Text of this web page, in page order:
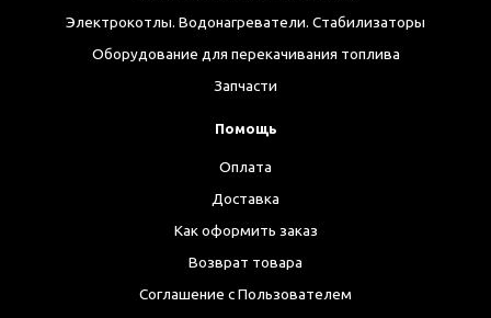
Электрокотлы. Водонагреватели. Стабилизаторы
Оборудование для перекачивания топлива
Запчасти
Помощь
Оплата
Доставка
Как оформить заказ
Возврат товара
Соглашение с Пользователем